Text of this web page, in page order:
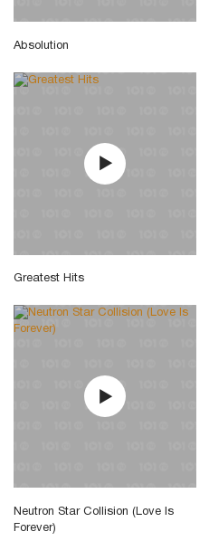
Absolution
Greatest Hits
Neutron Star Collision (Love Is
Forever)